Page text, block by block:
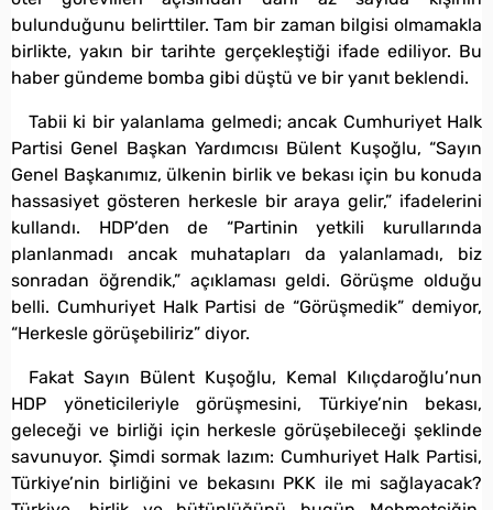
bulunduğunu belirttiler. Tam bir zaman bilgisi olmamakla
birlikte, yakın bir tarihte gerçekleştiği ifade ediliyor. Bu
haber gündeme bomba gibi düştü ve bir yanıt beklendi.
Tabii ki bir yalanlama gelmedi; ancak Cumhuriyet Halk
Partisi Genel Başkan Yardımcısı Bülent Kuşoğlu, “Sayın
Genel Başkanımız, ülkenin birlik ve bekası için bu konuda
hassasiyet gösteren herkesle bir araya gelir,” ifadelerini
kullandı. HDP’den de “Partinin yetkili kurullarında
planlanmadı ancak muhatapları da yalanlamadı, biz
sonradan öğrendik,” açıklaması geldi. Görüşme olduğu
belli. Cumhuriyet Halk Partisi de “Görüşmedik” demiyor,
“Herkesle görüşebiliriz” diyor.
Fakat Sayın Bülent Kuşoğlu, Kemal Kılıçdaroğlu’nun
HDP yöneticileriyle görüşmesini, Türkiye’nin bekası,
geleceği ve birliği için herkesle görüşebileceği şeklinde
savunuyor. Şimdi sormak lazım: Cumhuriyet Halk Partisi,
Türkiye’nin birliğini ve bekasını PKK ile mi sağlayacak?